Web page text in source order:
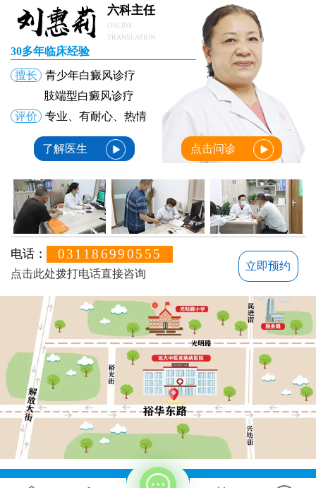
六科主任
ONLINE
TRANSLATION
30多年临床经验
擅长
青少年白癜风诊疗
肢端型白癜风诊疗
评价
专业、有耐心、热情
了解医生 点击问诊
电话： 031186990555
点击此处拨打电话直接咨询
立即预约
方便说下您的白癜风症状？